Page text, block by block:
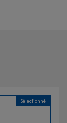
Sélectionné